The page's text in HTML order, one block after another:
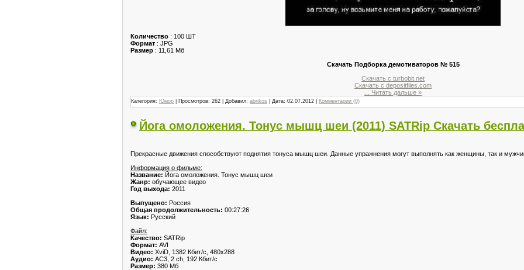
Количество : 100 ШТ
Формат : JPG
Размер : 11,61 Мб
Скачать Подборка демотиваторов № 515
Скачать с turbobit.net
Скачать с depositfiles.com
Читать дальше »
Категория: Юмор | Просмотров: 262 | Добавил: abrikos | Дата: 02.07.2012 Комментарии (0)
Йога омоложения. Тонус мышц шеи (2011) SATRip Скачать
Прекрасные движения способствуют поднятия тонуса мышц шеи. Данные упражнения могут выполнять как женщины, так и
Информация о фильме:
Название: Йога омоложения. Тонус мышц шеи
Жанр: обучающее видео
Год выхода: 2011
Выпущено: Россия
Общая продолжительность: 00:27:26
Язык: Русский
Файл:
Качество: SATRip
Формат: AVI
Видео: XviD, 1382 Кбит/с, 480x288
Аудио: AC3, 2 ch, 192 Кбит/с
Размер: 380 Мб